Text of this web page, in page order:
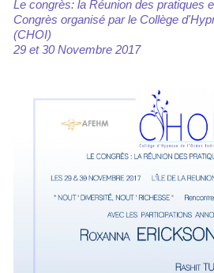
Le congrès: la Réunion des pratiques
Congrès organisé par le Collège
(CHOI)
29 et 30 Novembre 2017